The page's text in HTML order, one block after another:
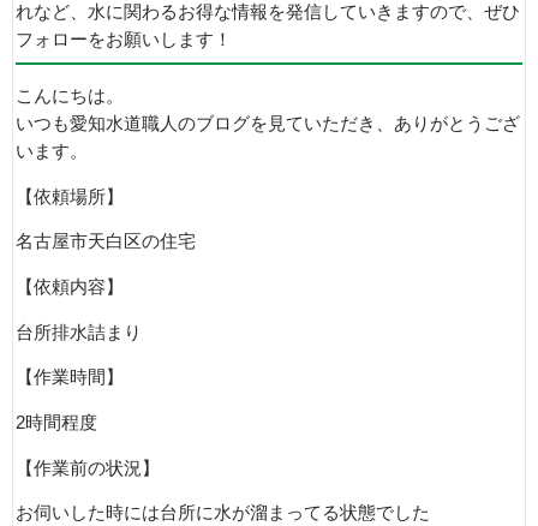
れなど、水に関わるお得な情報を発信していきますので、ぜひ
フォローをお願いします！
こんにちは。
いつも愛知水道職人のブログを見ていただき、ありがとうござ
います。
【依頼場所】
名古屋市天白区の住宅
【依頼内容】
台所排水詰まり
【作業時間】
2時間程度
【作業前の状況】
お伺いした時には台所に水が溜まってる状態でした